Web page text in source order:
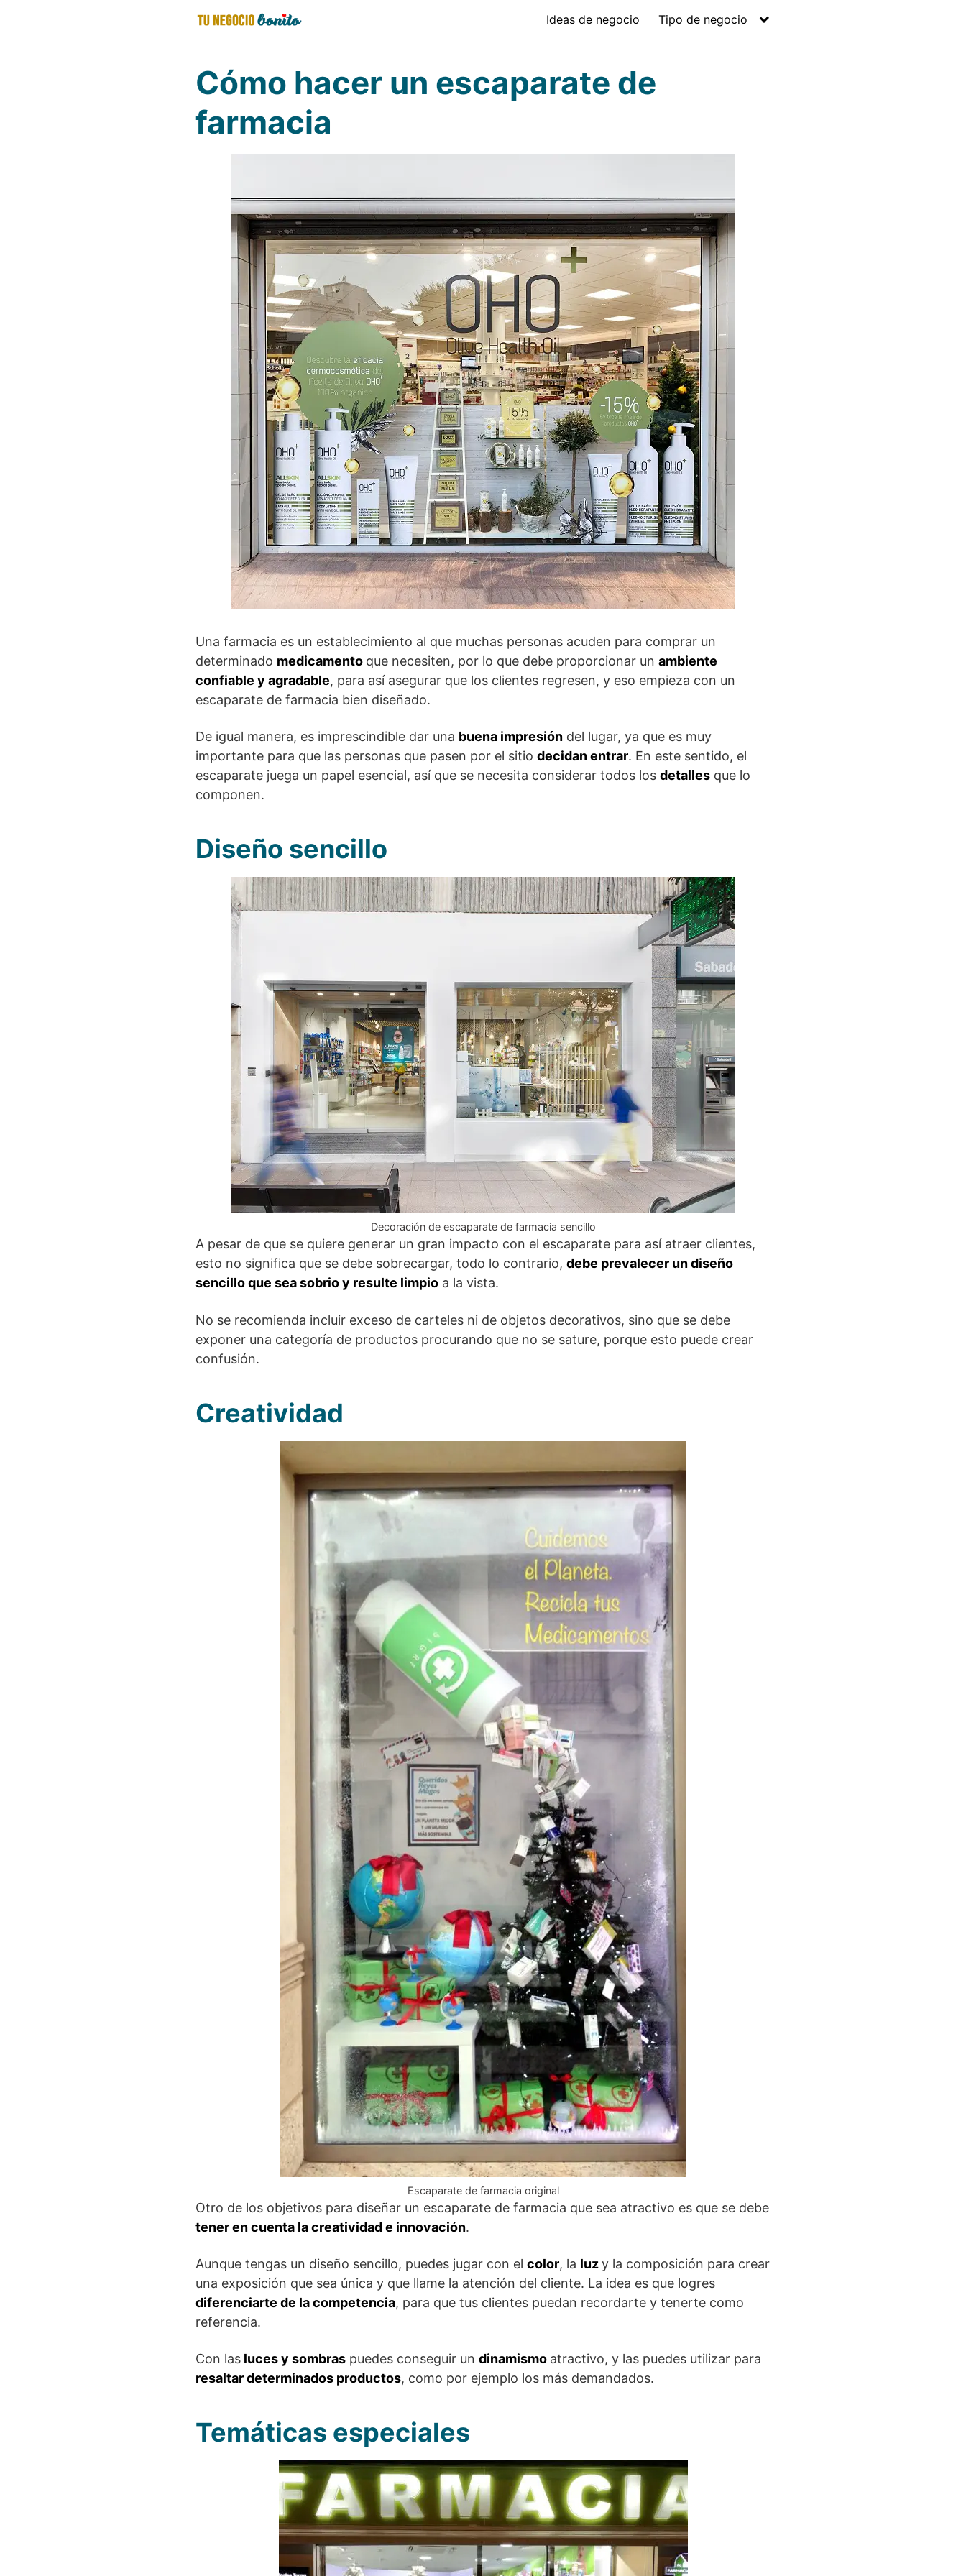
contenido
Ideas de negocio Tipo de negocio
Cómo hacer un escaparate de
farmacia
Una farmacia es un establecimiento al que muchas personas acuden para comprar un
determinado medicamento que necesiten, por lo que debe proporcionar un ambiente
confiable y agradable, para así asegurar que los clientes regresen, y eso empieza con un
escaparate de farmacia bien diseñado.
De igual manera, es imprescindible dar una buena impresión del lugar, ya que es muy
importante para que las personas que pasen por el sitio decidan entrar. En este sentido, el
escaparate juega un papel esencial, así que se necesita considerar todos los detalles que lo
componen.
Diseño sencillo
Decoración de escaparate de farmacia sencillo
A pesar de que se quiere generar un gran impacto con el escaparate para así atraer clientes,
esto no significa que se debe sobrecargar, todo lo contrario, debe prevalecer un diseño
sencillo que sea sobrio y resulte limpio a la vista.
No se recomienda incluir exceso de carteles ni de objetos decorativos, sino que se debe
exponer una categoría de productos procurando que no se sature, porque esto puede crear
confusión.
Creatividad
Escaparate de farmacia original
Otro de los objetivos para diseñar un escaparate de farmacia que sea atractivo es que se debe
tener en cuenta la creatividad e innovación.
Aunque tengas un diseño sencillo, puedes jugar con el color, la luzy la composición para crear
una exposición que sea única y que llame la atención del cliente. La idea es que logres
diferenciarte de la competencia, para que tus clientes puedan recordarte y tenerte como
referencia.
Con las luces y sombras puedes conseguir un dinamismo atractivo, y las puedes utilizar para
resaltar determinados productos, como por ejemplo los más demandados.
Temáticas especiales